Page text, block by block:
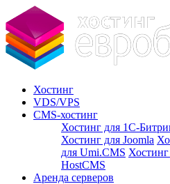
Хостинг
VDS/VPS
CMS-хостинг
Хостинг для 1С-
Хостинг для Joomla
для Umi.CMS
HostCMS
Аренда серверов